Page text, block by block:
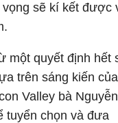
sẽ kí kết được
một quyết định hết
trên sáng kiến của
Valley bà Nguyễn
tuyển chọn và đưa